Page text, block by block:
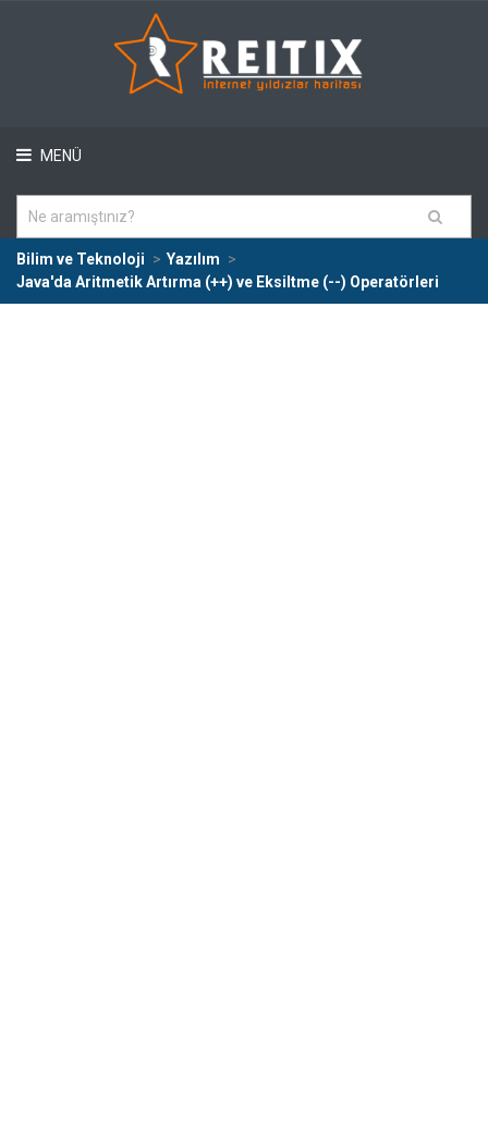
MENÜ
Bilim ve Teknoloji
Yazılım
Java'da Aritmetik Artırma (++) ve Eksiltme (--) Operatörleri